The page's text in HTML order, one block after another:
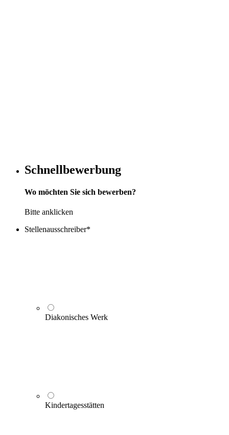
Schnellbewerbung
Wo möchten Sie sich bewerben?
Bitte anklicken
Stellenausschreiber*
Diakonisches Werk
Kindertagesstätten